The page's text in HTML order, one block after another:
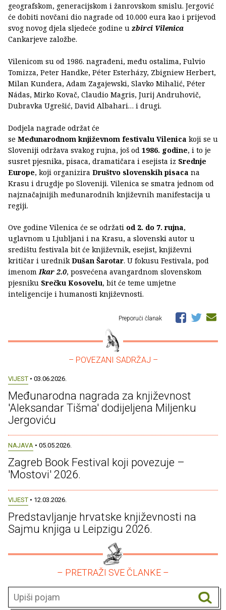
geografskom, generacijskom i žanrovskom smislu. Jergović
će dobiti novčani dio nagrade od 10.000 eura kao i prijevod
svog novog djela sljedeće godine u zbirci Vilenica
Cankarjeve založbe.
Vilenicom su od 1986. nagrađeni, među ostalima, Fulvio
Tomizza, Peter Handke, Péter Esterházy, Zbigniew Herbert,
Milan Kundera, Adam Zagajewski, Slavko Mihalić, Péter
Nádas, Mirko Kovač, Claudio Magris, Jurij Andruhovič,
Dubravka Ugrešić, David Albahari… i drugi.
Dodjela nagrade održat će
se Međunarodnom književnom festivalu Vilenica koji se u
Sloveniji održava svakog rujna, još od 1986. godine, i to je
susret pjesnika, pisaca, dramatičara i esejista iz Srednje
Europe, koji organizira Društvo slovenskih pisaca na
Krasu i drugdje po Sloveniji. Vilenica se smatra jednom od
najznačajnijih međunarodnih književnih manifestacija u
regiji.
Ove godine Vilenica će se održati od 2. do 7. rujna,
uglavnom u Ljubljani i na Krasu, a slovenski autor u
središtu festivala bit će književnik, esejist, književni
kritičar i urednikDušan Šarotar. U fokusu Festivala, pod
imenomIkar 2.0, posvećena avangardnom slovenskom
pjesniku Srečku Kosovelu, bit će teme umjetne
inteligencije i humanosti književnosti.
Preporuči članak
– POVEZANI SADRŽAJ –
VIJEST • 03.06.2026.
Međunarodna nagrada za književnost
'Aleksandar Tišma' dodijeljena Miljenku
Jergoviću
NAJAVA • 05.05.2026.
Zagreb Book Festival koji povezuje –
'Mostovi' 2026.
VIJEST • 12.03.2026.
Predstavljanje hrvatske književnosti na
Sajmu knjiga u Leipzigu 2026.
– PRETRAŽI SVE ČLANKE –